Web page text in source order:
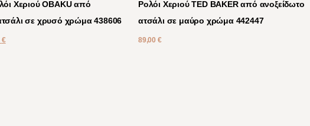
Χεριού OBAKU από
σε χρυσό χρώμα 438606
€
Ρολόι Χεριού TED BAKER από ανοξείδωτο
ατσάλι σε μαύρο χρώμα 442447
89,00 €